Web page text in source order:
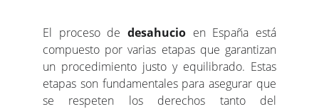
El proceso de desahucio en España está
compuesto por varias etapas que garantizan
un procedimiento justo y equilibrado. Estas
etapas son fundamentales para asegurar que
se respeten los derechos tanto del